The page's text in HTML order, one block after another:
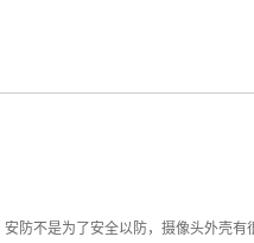
防不是为了安全以防，摄像头外壳